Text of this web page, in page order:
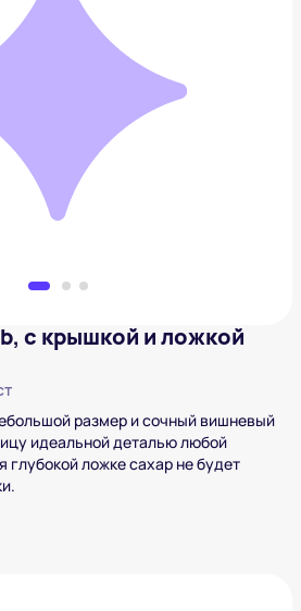
с крышкой и ложкой
Добавить в вишлист
с крышкой и ложкой
размер и сочный вишневый
идеальной деталью любой
глубокой ложке сахар не будет